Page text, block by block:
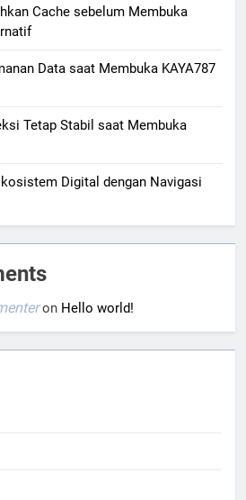
Cache sebelum Membuka
Data saat Membuka KAYA787
Tetap Stabil saat Membuka
Digital dengan Navigasi
on Hello world!